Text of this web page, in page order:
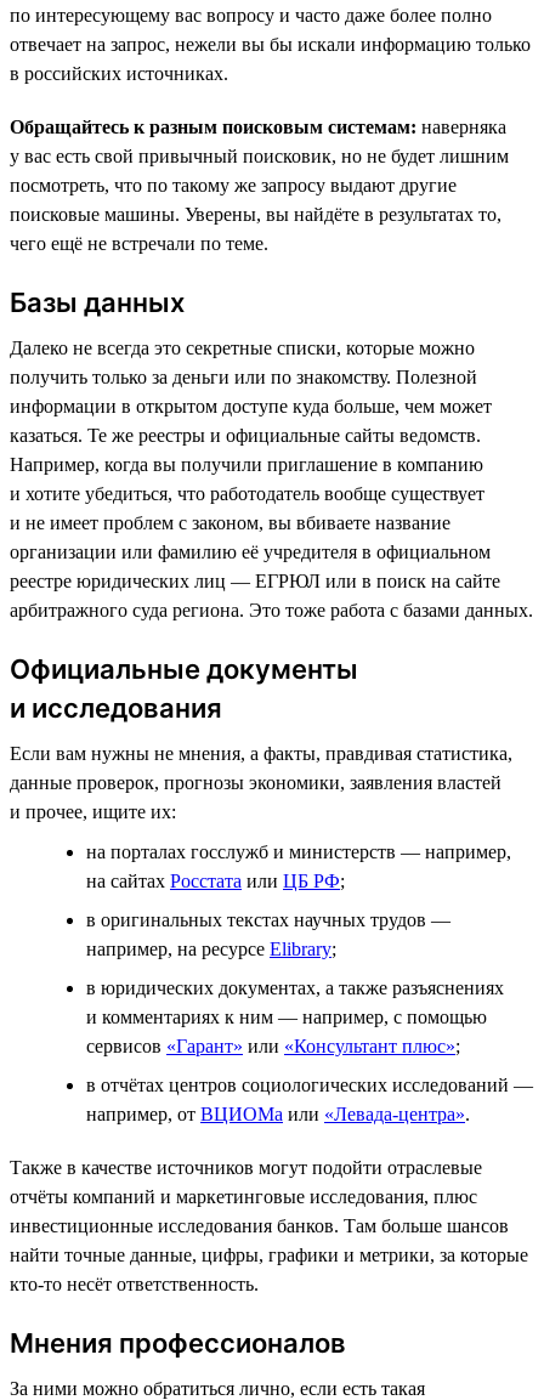
по интересующему вас вопросу и часто даже более полно
отвечает на запрос, нежели вы бы искали информацию только
в российских источниках.
Обращайтесь к разным поисковым системам: наверняка
у вас есть свой привычный поисковик, но не будет лишним
посмотреть, что по такому же запросу выдают другие
поисковые машины. Уверены, вы найдёте в результатах то,
чего ещё не встречали по теме.
Базы данных
Далеко не всегда это секретные списки, которые можно
получить только за деньги или по знакомству. Полезной
информации в открытом доступе куда больше, чем может
казаться. Те же реестры и официальные сайты ведомств.
Например, когда вы получили приглашение в компанию
и хотите убедиться, что работодатель вообще существует
и не имеет проблем с законом, вы вбиваете название
организации или фамилию её учредителя в официальном
реестре юридических лиц — ЕГРЮЛ или в поиск на сайте
арбитражного суда региона. Это тоже работа с базами данных.
Официальные документы
и исследования
Если вам нужны не мнения, а факты, правдивая статистика,
данные проверок, прогнозы экономики, заявления властей
и прочее, ищите их:
на порталах госслужб и министерств — например,
на сайтах Росстата или ЦБ РФ;
в оригинальных текстах научных трудов —
например, на ресурсе Elibrary;
в юридических документах, а также разъяснениях
и комментариях к ним — например, с помощью
сервисов «Гарант» или «Консультант плюс»;
в отчётах центров социологических исследований —
например, от ВЦИОМа или «Левада-центра».
Также в качестве источников могут подойти отраслевые
отчёты компаний и маркетинговые исследования, плюс
инвестиционные исследования банков. Там больше шансов
найти точные данные, цифры, графики и метрики, за которые
кто-то несёт ответственность.
Мнения профессионалов
За ними можно обратиться лично, если есть такая